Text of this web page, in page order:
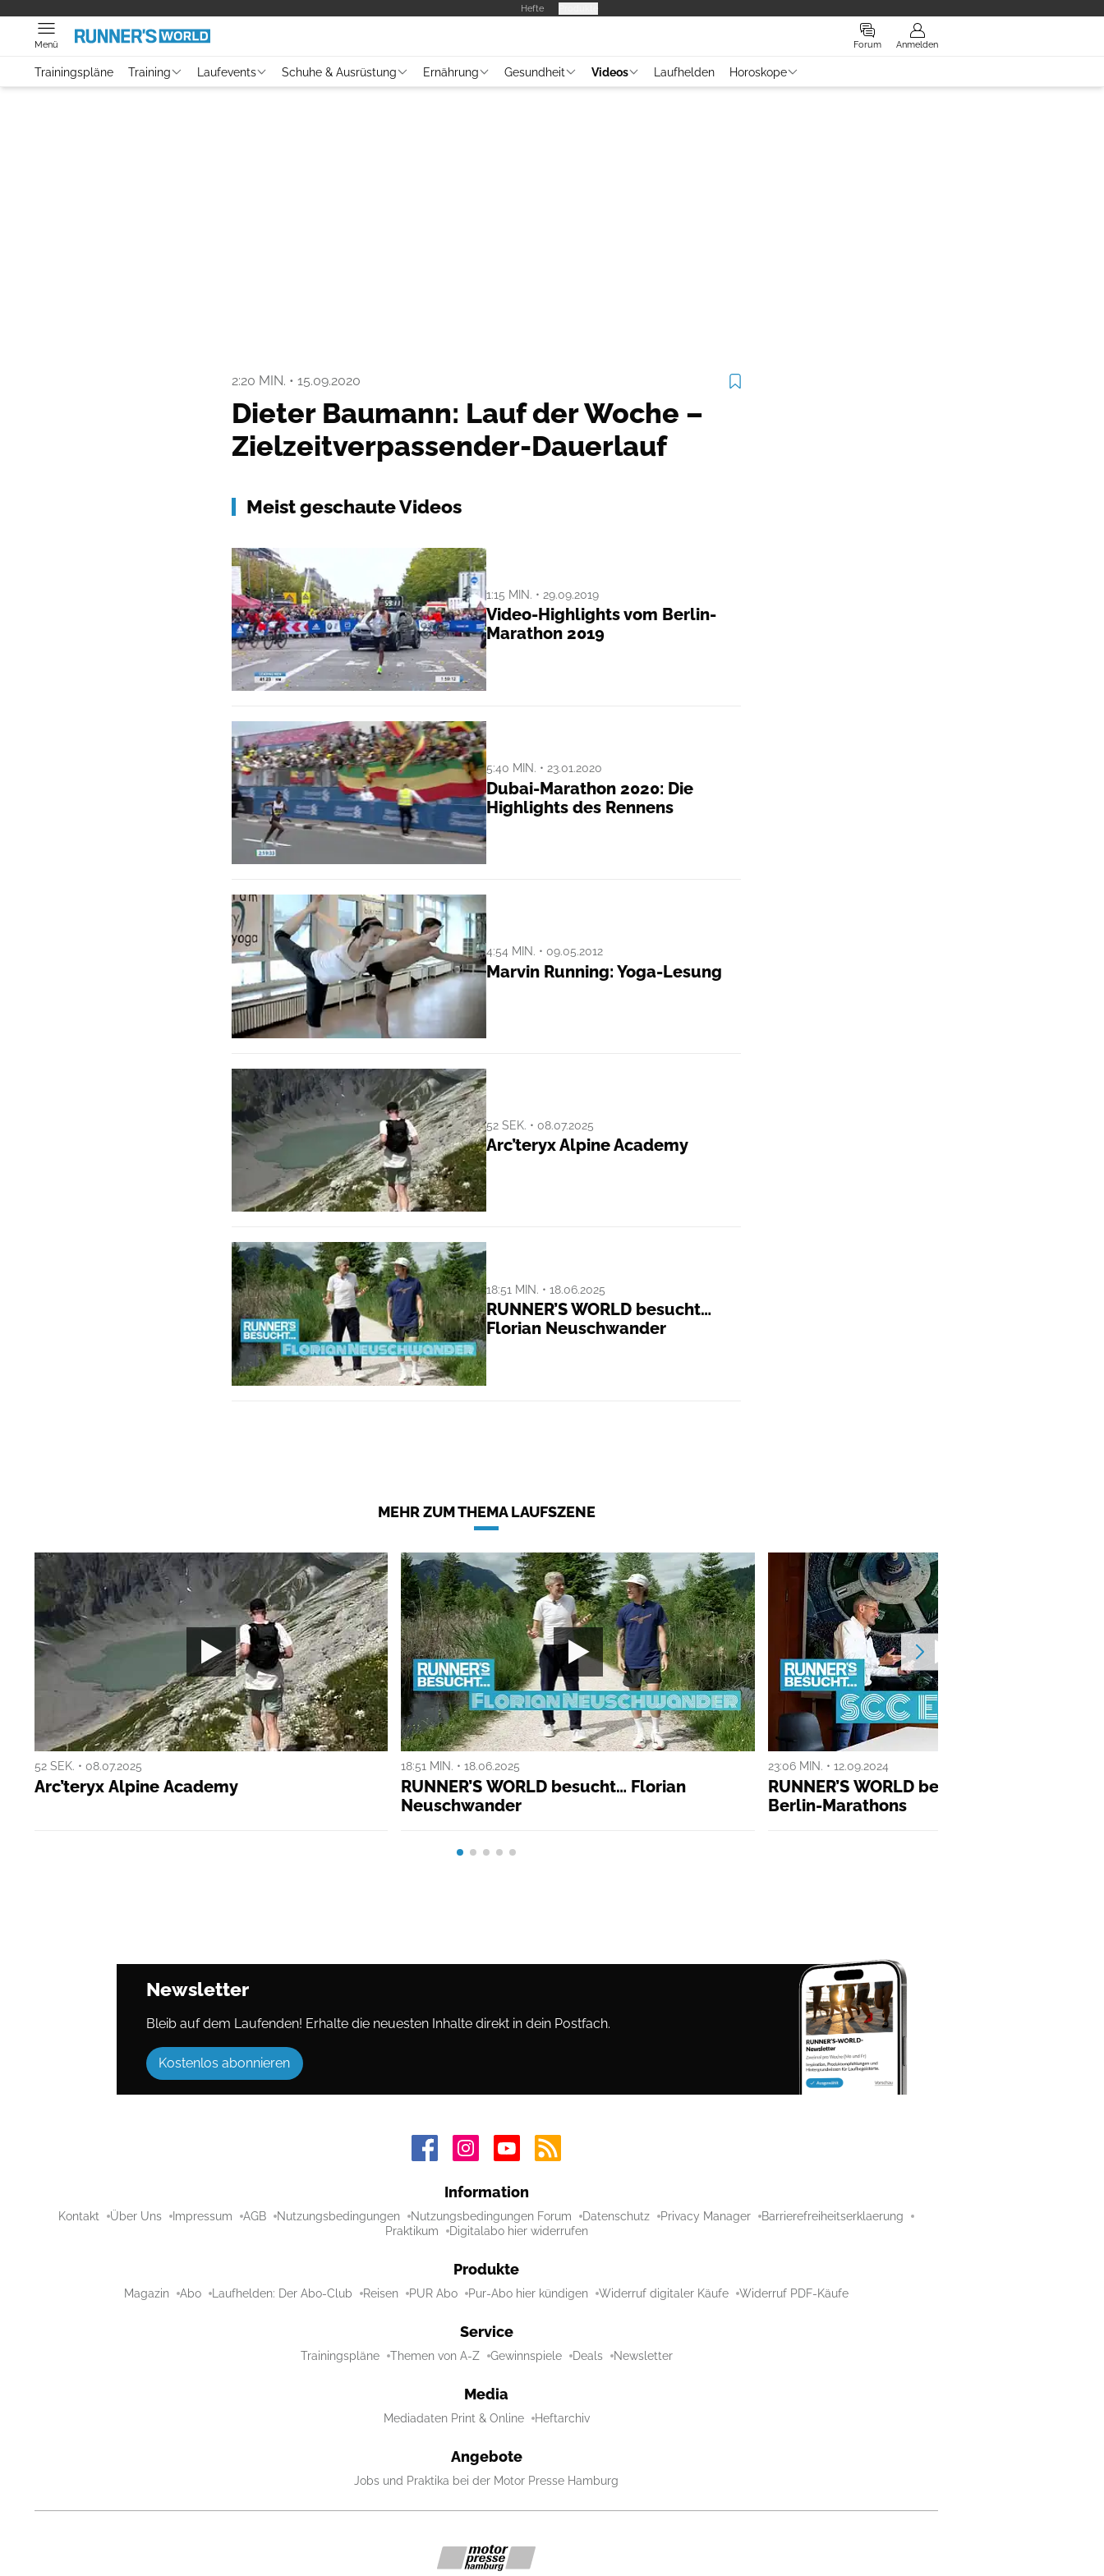
Hefte
Forum Anmelden
Menü
Trainingspläne Training Laufevents Schuhe & Ausrüstung Ernährung Gesundheit Videos Laufhelden Horoskope
2:20 MIN. • 15.09.2020
Dieter Baumann: Lauf der Woche –
Zielzeitverpassender-Dauerlauf
Meist geschaute Videos
1:15 MIN. • 29.09.2019
Video-Highlights vom Berlin-
Marathon 2019
5:40 MIN. • 23.01.2020
Dubai-Marathon 2020: Die
Highlights des Rennens
4:54 MIN. • 09.05.2012
Marvin Running: Yoga-Lesung
52 SEK. • 08.07.2025
Arc’teryx Alpine Academy
18:51 MIN. • 18.06.2025
RUNNER’S WORLD besucht…
Florian Neuschwander
MEHR ZUM THEMA LAUFSZENE
52 SEK. • 08.07.2025
Arc’teryx Alpine Academy
18:51 MIN. • 18.06.2025
RUNNER’S WORLD besucht… Florian
Neuschwander
23:06 MIN. • 12.09.2024
RUNNER’S WORLD besucht… die Macher
Berlin-Marathons
Newsletter
Bleib auf dem Laufenden! Erhalte die neuesten Inhalte direkt in dein Postfach.
Kostenlos abonnieren
Information
Kontakt Über Uns Impressum AGB Nutzungsbedingungen Nutzungsbedingungen Forum Datenschutz Privacy Manager
Barrierefreiheitserklaerung
Praktikum
Digitalabo hier widerrufen
Produkte
Magazin Abo Laufhelden: Der Abo-Club Reisen PUR Abo Pur-Abo hier kündigen Widerruf digitaler Käufe Widerruf PDF-Käufe
Service
Trainingspläne Themen von A-Z Gewinnspiele Deals Newsletter
Media
Mediadaten Print & Online Heftarchiv
Angebote
Jobs und Praktika bei der Motor Presse Hamburg